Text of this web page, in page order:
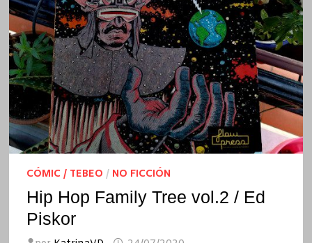
CÓMIC / TEBEO / NO FICCIÓN
Hip Hop Family Tree vol.2 / Ed
Piskor